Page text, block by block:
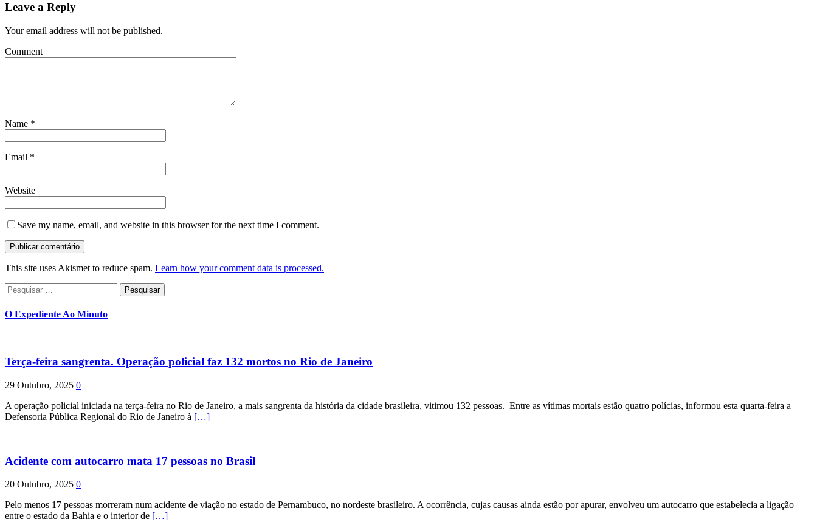
Leave a Reply
Your email address will not be published.
Comment
Name *
Email *
Website
Save my name, email, and website in this browser for the next time I comment.
This site uses Akismet to reduce spam. Learn how your comment data is processed.
Pesquisar
por:
O Expediente Ao Minuto
Terça-feira sangrenta. Operação policial faz 132 mortos no Rio de Janeiro
29 Outubro, 2025 0
A operação policial iniciada na terça-feira no Rio de Janeiro, a mais sangrenta da história da cidade brasileira, vitimou 132 pessoas. Entre as vítimas mortais estão quatro polícias, informou esta quarta-feira a
Defensoria Pública Regional do Rio de Janeiro à […]
Acidente com autocarro mata 17 pessoas no Brasil
20 Outubro, 2025 0
Pelo menos 17 pessoas morreram num acidente de viação no estado de Pernambuco, no nordeste brasileiro. A ocorrência, cujas causas ainda estão por apurar, envolveu um autocarro que estabelecia a ligação
entre o estado da Bahia e o interior de […]